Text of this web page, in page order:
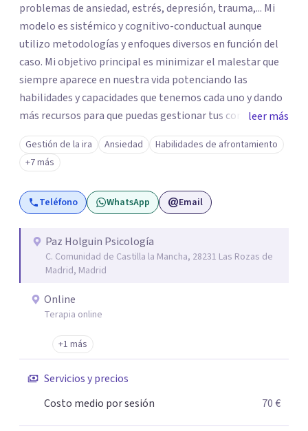
problemas de ansiedad, estrés, depresión, trauma,... Mi
modelo es sistémico y cognitivo-conductual aunque
utilizo metodologías y enfoques diversos en función del
caso. Mi objetivo principal es minimizar el malestar que
siempre aparece en nuestra vida potenciando las
habilidades y capacidades que tenemos cada uno y dando
más recursos para que puedas gestionar tus conflictos.
Cada sesión individual es de aproximadamente 60
minutos. En la primera cita, ya sea online o presencial,
nos conoceremos y comenzaremos la evaluación y
estableceremos los objetivos en los que vamos a
trabajar.
leer más
Gestión de la ira Ansiedad
Habilidades de afrontamiento
+7 más
Teléfono WhatsApp Email
Paz Holguin Psicología
C. Comunidad de Castilla la Mancha, 28231 Las Rozas de
Madrid, Madrid
Online
Terapia online
+1 más
Servicios y precios
Costo medio por sesión
70 €